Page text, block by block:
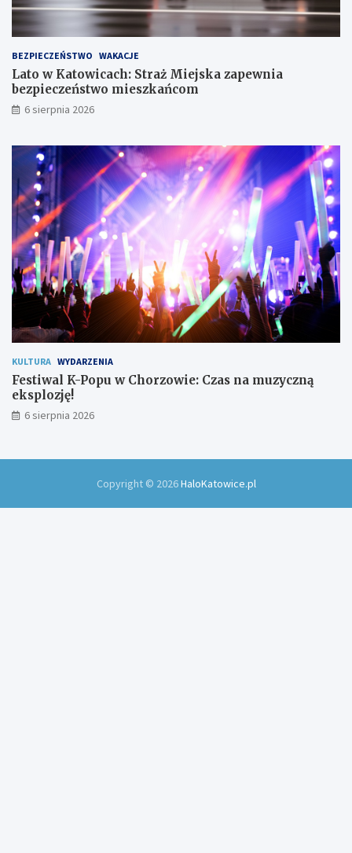
T
r
e
c
h
S
w
w
BEZPIECZEŃSTWO WAKACJE
Lato w Katowicach: Straż Miejska zapewnia
bezpieczeństwo mieszkańcom
6 sierpnia 2026
KULTURA WYDARZENIA
Festiwal K-Popu w Chorzowie: Czas na muzyczną
eksplozję!
6 sierpnia 2026
Copyright © 2026HaloKatowice.pl